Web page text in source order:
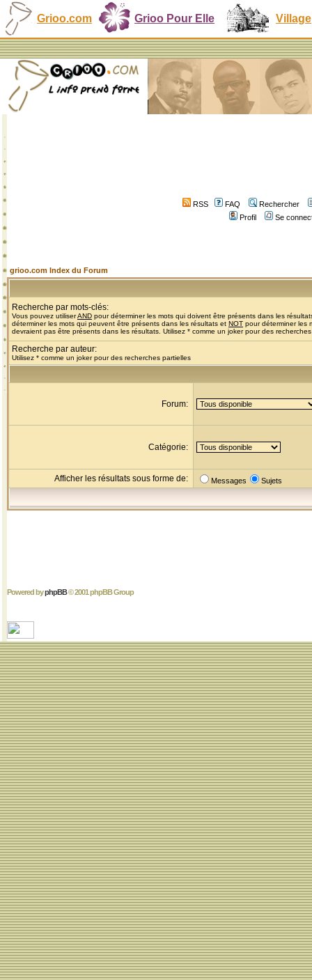
Grioo.com Grioo Pour Elle Village
RSS FAQ
Rechercher
Profil
Se
grioo.com Index du Forum
Recherche par mots-clés:
Vous pouvez utiliserAND pour déterminer les mots qui doivent être présents dans les
déterminer les mots qui peuvent être présents dans les résultats et NOT pour déterminer les
devraient pas être présents dans les résultats. Utilisez * comme un joker pour des
Recherche par auteur:
Utilisez * comme un joker pour des recherches partielles
Forum:
Catégorie:
Afficher les résultats sous forme de: Messages Sujets
Powered byphpBB© 2001 phpBB Group